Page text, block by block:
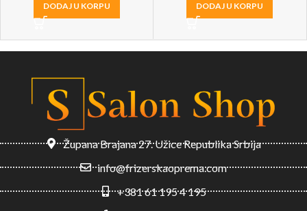
DODAJ U KORPU DODAJ U KORPU
Župana Brajana 27. Užice Republika Srbija
info@frizerskaoprema.com
+381 61 195 4 195